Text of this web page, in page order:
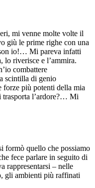
mi venne molte volte il
giù le prime righe con una
son io!… Mi pareva infatti
lo riverisce e l’ammira.
combattere
scintilla di genio
forze più potenti della mia
trasporta l’ardore?… Mi
formò quello che possiamo
fece parlare in seguito di
rappresentarsi – nelle
gli ambienti più raffinati